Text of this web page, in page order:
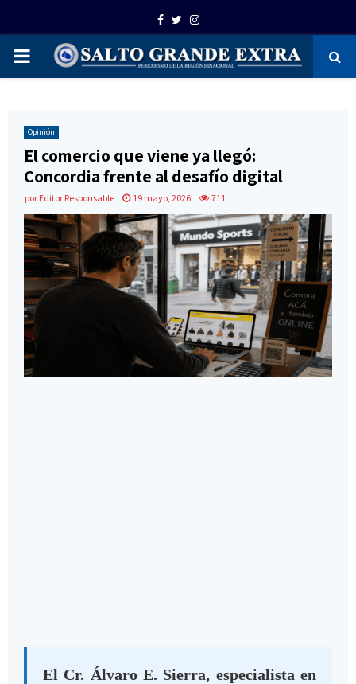
Facebook
TwitterInstagram
PRIMARY
Opinión
El comercio que viene ya llegó:
Concordia frente al desafío digital
por Editor Responsable 19 mayo, 2026 711
El Cr. Álvaro E. Sierra, especialista en